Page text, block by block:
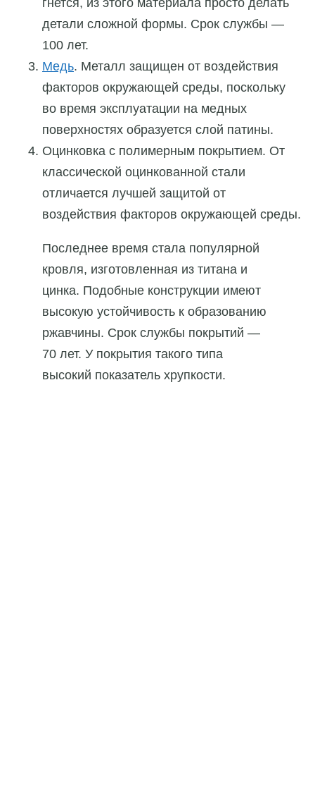
детали сложной формы. Срок службы —
100 лет.
Медь. Металл защищен от воздействия
факторов окружающей среды, поскольку
во время эксплуатации на медных
поверхностях образуется слой патины.
Оцинковка с полимерным покрытием. От
классической оцинкованной стали
отличается лучшей защитой от
воздействия факторов окружающей среды.
Последнее время стала популярной
кровля, изготовленная из титана и
цинка. Подобные конструкции имеют
высокую устойчивость к образованию
ржавчины. Срок службы покрытий —
70 лет. У покрытия такого типа
высокий показатель хрупкости.